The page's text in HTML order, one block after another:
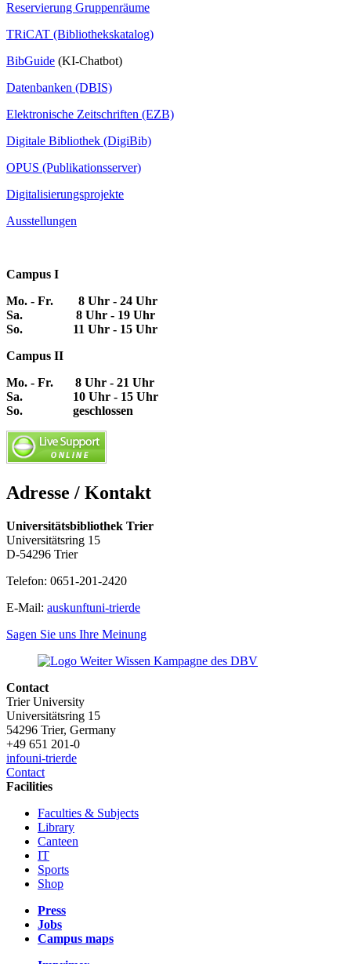
Reservierung Gruppenräume
TRiCAT (Bibliothekskatalog)
BibGuide (KI-Chatbot)
Datenbanken (DBIS)
Elektronische Zeitschriften (EZB)
Digitale Bibliothek (DigiBib)
OPUS (Publikationsserver)
Digitalisierungsprojekte
Ausstellungen
Campus I
Mo. - Fr. 8 Uhr - 24 Uhr
Sa. 8 Uhr - 19 Uhr
So. 11 Uhr - 15 Uhr
Campus II
Mo. - Fr. 8 Uhr - 21 Uhr
Sa. 10 Uhr - 15 Uhr
So. geschlossen
Adresse / Kontakt
Universitätsbibliothek Trier
Universitätsring 15
D-54296 Trier
Telefon: 0651-201-2420
E-Mail: auskunftuni-trierde
Sagen Sie uns Ihre Meinung
Contact
Trier University
Universitätsring 15
54296 Trier, Germany
+49 651 201-0
infouni-trierde
Contact
Facilities
Faculties & Subjects
Library
Canteen
IT
Sports
Shop
Press
Jobs
Campus maps